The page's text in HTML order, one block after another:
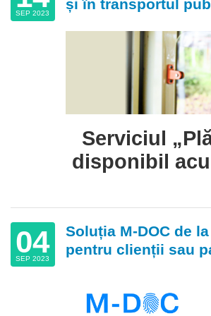
SEP 2023
și în transportul
Serviciul
disponibil
04
SEP 2023
Soluția M-DOC de
pentru clienții sau